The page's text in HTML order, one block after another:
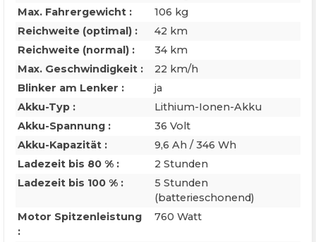
Max. Fahrergewicht :
106 kg
Reichweite (optimal) :
42 km
Reichweite (normal) :
34 km
Max. Geschwindigkeit :
22 km/h
Blinker am Lenker :
ja
Akku-Typ :
Lithium-Ionen-Akku
Akku-Spannung :
36 Volt
Akku-Kapazität :
9,6 Ah / 346 Wh
Ladezeit bis 80 % :
2 Stunden
Ladezeit bis 100 % :
5 Stunden
(batterieschonend)
Motor Spitzenleistung
:
760 Watt